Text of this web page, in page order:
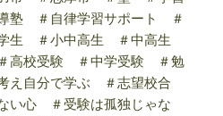
塾 ＃自律学習サポート ＃
生 ＃小中高生 ＃中高生
高校受験 ＃中学受験 ＃勉
え自分で学ぶ ＃志望校合
い心 ＃受験は孤独じゃな